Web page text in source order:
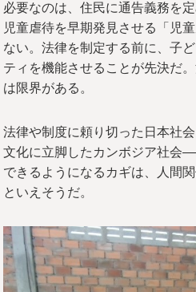
必要なのは、住民に通告義務を
児童虐待を早期発見させる「児
ない。法律を制定する前に、子
ティを機能させることが先決だ
は限界がある。
法律や制度に頼り切った日本社
文化に立脚したカンボジア社会
できるようになるカギは、人間
といえそうだ。